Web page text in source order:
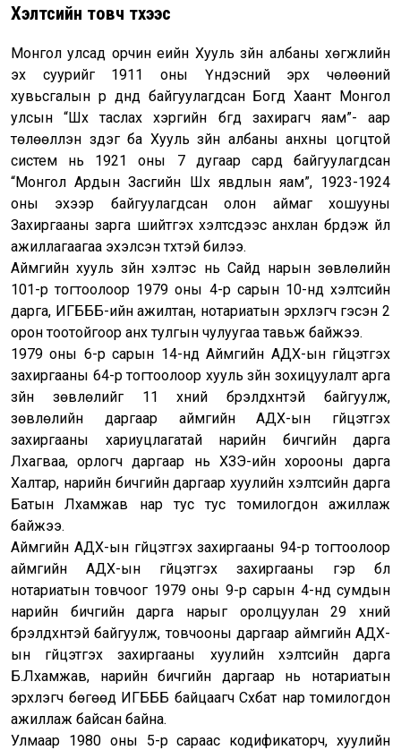
Хэлтсийн товч түүхээс
Монгол улсад орчин үеийн Хууль зүйн албаны хөгжлийн
эх суурийг 1911 оны Үндэсний эрх чөлөөний
хувьсгалын үр дүнд байгуулагдсан Богд Хаант Монгол
улсын “Шүүх таслах хэргийн бүгд захирагч яам”- аар
төлөөлүүлэн үздэг ба Хууль зүйн албаны анхны цогцтой
систем нь 1921 оны 7 дугаар сард байгуулагдсан
“Монгол Ардын Засгийн Шүүх явдлын яам”, 1923-1924
оны эхээр байгуулагдсан олон аймаг хошууны
Захиргааны зарга шийтгэх хэлтсүүдээс анхлан бүрдэж үйл
ажиллагаагаа эхэлсэн түүхтэй билээ.
Аймгийн хууль зүйн хэлтэс нь Сайд нарын зөвлөлийн
101-р тогтоолоор 1979 оны 4-р сарын 10-нд хэлтсийн
дарга, ИГБББ-ийн ажилтан, нотариатын эрхлэгч гэсэн 2
орон тоотойгоор анх тулгын чулуугаа тавьж байжээ.
1979 оны 6-р сарын 14-нд Аймгийн АДХ-ын гүйцэтгэх
захиргааны 64-р тогтоолоор хууль зүйн зохицуулалт арга
зүйн зөвлөлийг 11 хүний бүрэлдхүүнтэй байгуулж,
зөвлөлийн даргаар аймгийн АДХ-ын гүйцэтгэх
захиргааны хариуцлагатай нарийн бичгийн дарга
Лхагваа, орлогч даргаар нь ХЗЭ-ийн хорооны дарга
Халтар, нарийн бичгийн даргаар хуулийн хэлтсийн дарга
Батын Лхамжав нар тус тус томилогдон ажиллаж
байжээ.
Аймгийн АДХ-ын гүйцэтгэх захиргааны 94-р тогтоолоор
аймгийн АДХ-ын гүйцэтгэх захиргааны гэр бүл
нотариатын товчоог 1979 оны 9-р сарын 4-нд сумдын
нарийн бичгийн дарга нарыг оролцуулан 29 хүний
бүрэлдхүүнтэй байгуулж, товчооны даргаар аймгийн АДХ-
ын гүйцэтгэх захиргааны хуулийн хэлтсийн дарга
Б.Лхамжав, нарийн бичгийн даргаар нь нотариатын
эрхлэгч бөгөөд ИГБББ байцаагч Сүхбат нар томилогдон
ажиллаж байсан байна.
Улмаар 1980 оны 5-р сараас кодификаторч, хуулийн